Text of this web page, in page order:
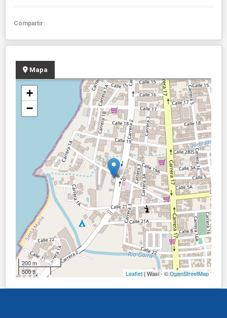
Compartir:
Mapa
+
−
200 m
500 ft
Leaflet| Wasi - ©OpenStreetMap